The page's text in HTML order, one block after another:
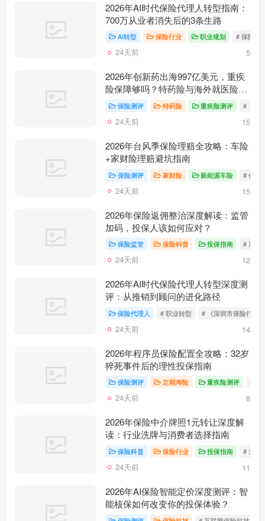
2026年AI时代保险代理人转型指南：
700万从业者消失后的3条生路
AI转型 保险行业 职业规划 # 保险代
24天前 5
2026年创新药出海997亿美元，重疾
险保障够吗？特药险与海外就医险深
度解析
保险测评 特药险 重疾险测评 # ​ 寿
24天前 15
2026年台风季保险理赔全攻略：车险
+家财险理赔避坑指南
保险测评 家财险 新能源车险 # 保险
24天前 15
2026年保险返佣整治深度解读：监管
加码，投保人该如何应对？
保险监管 保险科普 投保指南 # 返佣
24天前 12
2026年AI时代保险代理人转型深度测
评：从推销到顾问的进化路径
保险代理人 # 职业转型 # 《深圳市保险行业
24天前 14
2026年程序员保险配置全攻略：32岁
猝死事件后的理性投保指南
保险测评 定期寿险 重疾险测评 # 0
24天前 8
2026年保险中介牌照1元转让深度解
读：行业洗牌与消费者选择指南
保险科普 保险行业 投保指南 # 云慧
24天前 11
2026年AI保险智能定价深度测评：智
能核保如何改变你的投保体验？